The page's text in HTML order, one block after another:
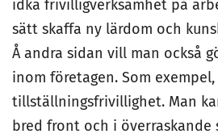
idka frivilligverksamhet på
sätt skaffa ny lärdom och
Å andra sidan vill man också
inom företagen. Som
tillställningsfrivillighet. Man
bred front och i överraskande